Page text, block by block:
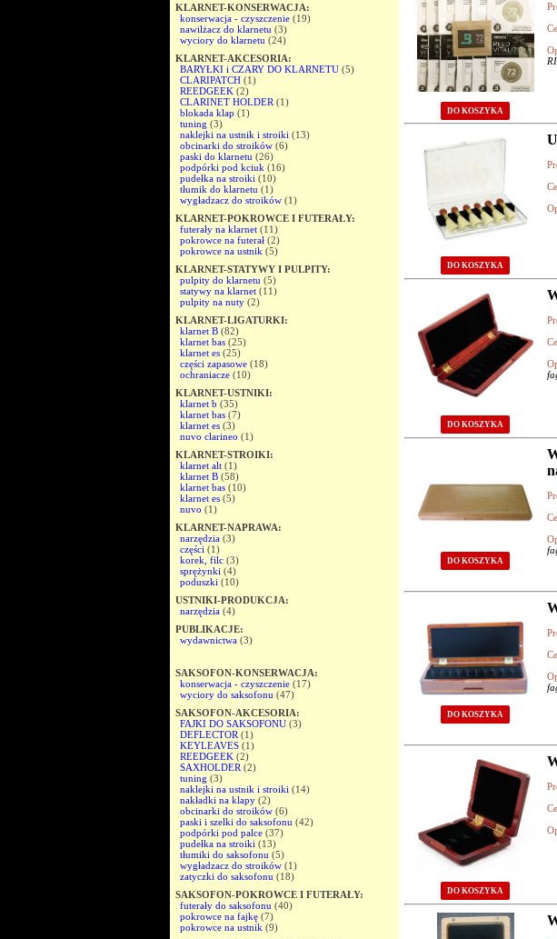
KLARNET-KONSERWACJA:
konserwacja - czyszczenie (19)
nawilżacz do klarnetu (3)
wyciory do klarnetu (24)
KLARNET-AKCESORIA:
BARYŁKI i CZARY DO KLARNETU (5)
CLARIPATCH (1)
REEDGEEK (2)
CLARINET HOLDER (1)
blokada klap (1)
tuning (3)
naklejki na ustnik i stroiki (13)
obcinarki do stroików (6)
paski do klarnetu (26)
podpórki pod kciuk (16)
pudełka na stroiki (10)
tłumik do klarnetu (1)
wygładzacz do stroików (1)
KLARNET-POKROWCE I FUTERAŁY:
futerały na klarnet (11)
pokrowce na futerał (2)
pokrowce na ustnik (5)
KLARNET-STATYWY I PULPITY:
pulpity do klarnetu (5)
statywy na klarnet (11)
pulpity na nuty (2)
KLARNET-LIGATURKI:
klarnet B (82)
klarnet bas (25)
klarnet es (25)
części zapasowe (18)
ochraniacze (10)
KLARNET-USTNIKI:
klarnet b (35)
klarnet bas (7)
klarnet es (3)
nuvo clarineo (1)
KLARNET-STROIKI:
klarnet alt (1)
klarnet B (58)
klarnet bas (10)
klarnet es (5)
nuvo (1)
KLARNET-NAPRAWA:
narzędzia (3)
części (1)
korek, filc (3)
sprężynki (4)
poduszki (10)
USTNIKI-PRODUKCJA:
narzędzia (4)
PUBLIKACJE:
wydawnictwa (3)
SAKSOFON-KONSERWACJA:
konserwacja - czyszczenie (17)
wyciory do saksofonu (47)
SAKSOFON-AKCESORIA:
FAJKI DO SAKSOFONU (3)
DEFLECTOR (1)
KEYLEAVES (1)
REEDGEEK (2)
SAXHOLDER (2)
tuning (3)
naklejki na ustnik i stroiki (14)
nakładki na klapy (2)
obcinarki do stroików (6)
paski i szelki do saksofonu (42)
podpórki pod palce (37)
pudełka na stroiki (13)
tłumiki do saksofonu (5)
wygładzacz do stroików (1)
zatyczki do saksofonu (18)
SAKSOFON-POKROWCE I FUTERAŁY:
futerały do saksofonu (40)
pokrowce na fajkę (7)
pokrowce na ustnik (9)
DO KOSZYKA
DO KOSZYKA
DO KOSZYKA
DO KOSZYKA
DO KOSZYKA
DO KOSZYKA